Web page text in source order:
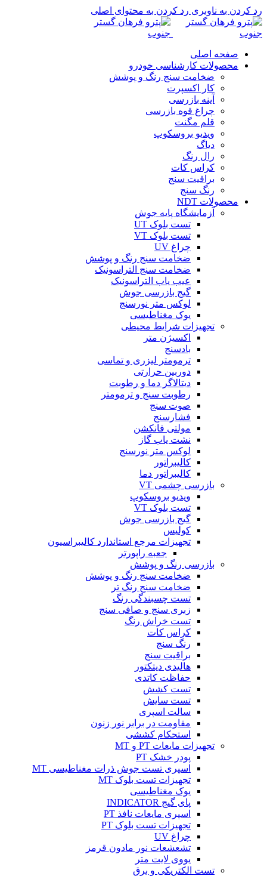
رد کردن به ناوبری رد کردن به محتوای اصلی
صفحه اصلی
محصولات کارشناسی خودرو
ضخامت سنج رنگ و پوشش
کار اکسپرت
آینه بازرسی
چراغ قوه بازرسی
قلم مگنت
ویدیو بروسکوپ
دیاگ
رال رنگ
کراس کات
براقیت سنج
رنگ سنج
محصولات NDT
آزمایشگاه پایه جوش
تست بلوک UT
تست بلوک VT
چراغ UV
ضخامت سنج رنگ و پوشش
ضخامت سنج التراسونیک
عیب یاب التراسونیک
گیج بازرسی جوش
لوکس متر نورسنج
یوک مغناطیسی
تجهیزات شرایط محیطی
اکسیژن متر
بادسنج
ترمومتر لیزری و تماسی
دوربین حرارتی
دیتالاگر دما و رطوبت
رطوبت سنج و ترمومتر
صوت سنج
فشارسنج
مولتی فانکشن
نشت یاب گاز
لوکس متر نورسنج
کالیبراتور
کالیبراتور دما
بازرسی چشمی VT
ویدیو بروسکوپ
تست بلوک VT
گیج بازرسی جوش
کولیس
تجهیزات مرجع استاندارد کالیبراسیون
جعبه راپورتر
بازرسی رنگ و پوشش
ضخامت سنج رنگ و پوشش
ضخامت سنج رنگ تر
تست چسبندگی رنگ
زبری سنج و صافی سنج
تست خراش رنگ
کراس کات
رنگ سنج
براقیت سنج
هالیدی دیتکتور
حفاظت کاتدی
تست کشش
تست سایش
سالت اسپری
مقاومت در برابر نور زنون
استحکام کششی
تجهیزات مایعات PT و MT
پودر خشک PT
اسپری تست جوش ذرات مغناطیسی MT
تجهیزات تست بلوک MT
یوک مغناطیسی
پای گیج INDICATOR
اسپری مایعات نافذ PT
تجهیزات تست بلوک PT
چراغ UV
تشعشعات نور مادون قرمز
یووی لایت متر
تست الکتریکی و برق